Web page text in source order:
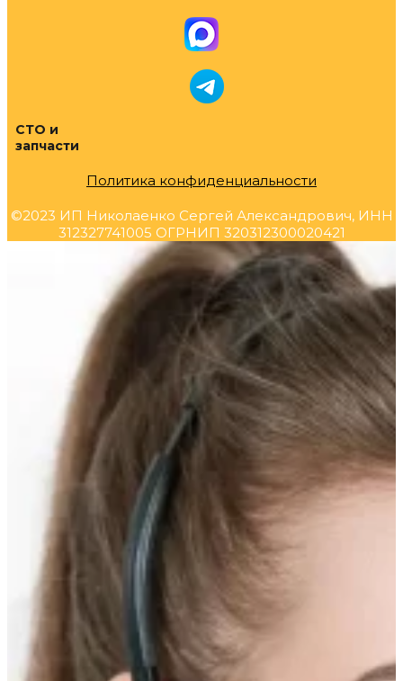
СТО и
запчасти
Политика конфиденциальности
©2023 ИП Николаенко Сергей Александрович, ИНН
312327741005 ОГРНИП 320312300020421